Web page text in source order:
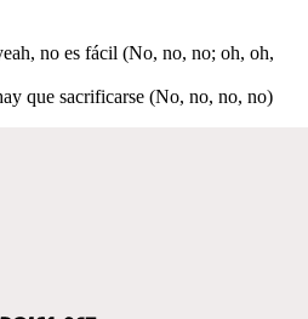
no es fácil (No, no, no; oh, oh,
que sacrificarse (No, no, no, no)